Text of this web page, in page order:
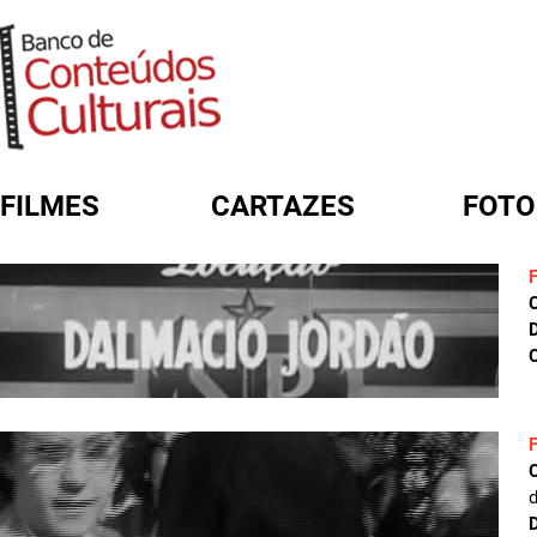
FILMES CARTAZES
FORMULÁRIO DE BUSCA